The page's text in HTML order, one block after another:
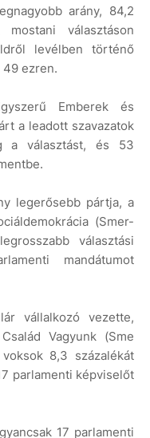
arány, 84,2
választáson
levélben történő
49 ezren.
Emberek és
a leadott szavazatok
a választást, és 53
legerősebb pártja, a
(Smer-
választási
mandátumot
vállalkozó vezette,
Vagyunk (Sme
8,3 százalékát
parlamenti képviselőt
17 parlamenti